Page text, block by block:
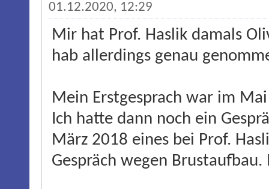
01.12.2020, 12:29
Mir hat Prof. Haslik damals
hab allerdings genau
Mein Erstgesprach war im
Ich hatte dann noch ein
März 2018 eines bei Prof.
Gespräch wegen